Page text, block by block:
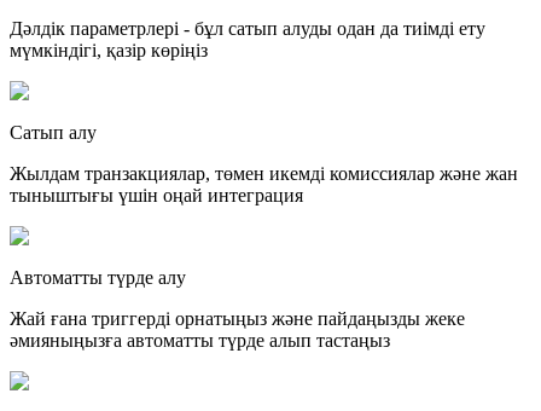
Дәлдік параметрлері - бұл сатып алуды одан да тиімді ету
мүмкіндігі, қазір көріңіз
Сатып алу
Жылдам транзакциялар, төмен икемді комиссиялар және жан
тыныштығы үшін оңай интеграция
Автоматты түрде алу
Жай ғана триггерді орнатыңыз және пайдаңызды жеке
әмияныңызға автоматты түрде алып тастаңыз